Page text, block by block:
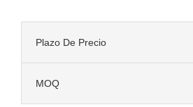
Plazo De Precio
MOQ